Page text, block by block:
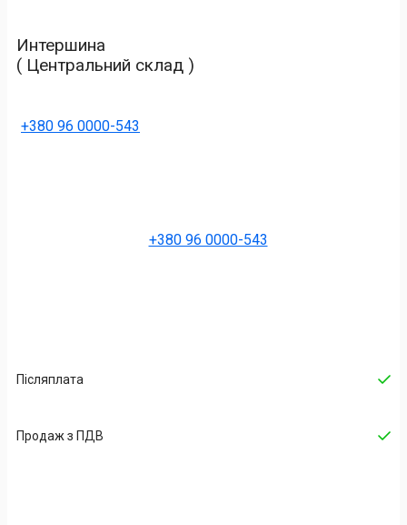
Интершина
( Центральний склад )
+380 96 0000-543
+380 96 0000-543
Післяплата
Продаж з ПДВ